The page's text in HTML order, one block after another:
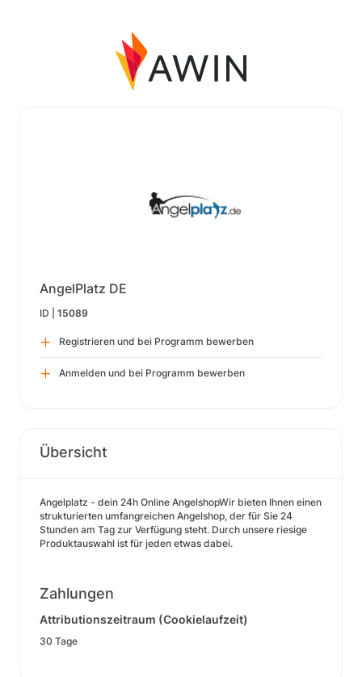
AngelPlatz DE
ID | 15089
Registrieren und bei Programm bewerben
Anmelden und bei Programm bewerben
Übersicht
Angelplatz - dein 24h Online AngelshopWir bieten Ihnen einen
strukturierten umfangreichen Angelshop, der für Sie 24
Stunden am Tag zur Verfügung steht. Durch unsere riesige
Produktauswahl ist für jeden etwas dabei.
Zahlungen
Attributionszeitraum (Cookielaufzeit)
30 Tage